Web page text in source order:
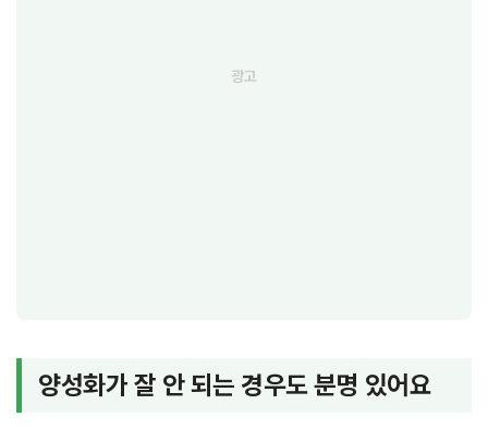
양성화가 잘 안 되는 경우도 분명 있어요